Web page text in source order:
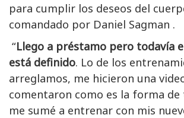
para cumplir los deseos del
comandado por Daniel Sagman .
“Llego a préstamo pero todavía
está definido. Lo de los
arreglamos, me hicieron una
comentaron como es la forma de
me sumé a entrenar con mis